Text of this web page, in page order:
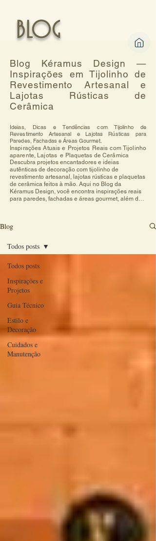
BLOG
Blog Kéramus Design —
Inspirações em Tijolinho de
Revestimento Artesanal e
Lajotas Rústicas de
Cerâmica
Ideias, Dicas e Tendências com Tijolinho de
Revestimento Artesanal e Lajotas Rústicas para
Paredes, Fachadas e Áreas Gourmet.
Inspirações Atuais e Projetos Reais com Tijolinho
aparente, Lajotas e Plaquetas de Cerâmica
Descubra projetos encantadores e ideias
autênticas de decoração com tijolinho de
revestimento artesanal, lajotas rústicas e plaquetas
de cerâmica feitos à mão. Aqui no Blog da
Kéramus Design, você encontra inspirações reais
para paredes, fachadas e áreas gourmet, além de
transforma qualquer ambiente em um espaço
Blog
Todos posts
Inspirações e
Projetos
Guia Técnico
Estilo e
Decoração
Cuidados e
Manutenção
Todos posts